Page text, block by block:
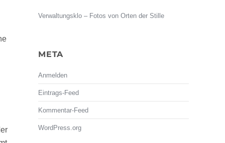
Verwaltungsklo – Fotos von Orten der Stille
META
Anmelden
Eintrags-Feed
Kommentar-Feed
WordPress.org